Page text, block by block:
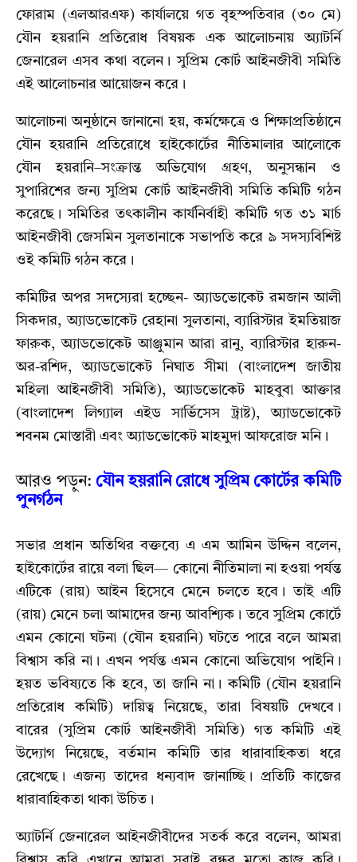
ফোরাম (এলআরএফ) কার্যালয়ে গত বৃহস্পতিবার (৩০ মে)
যৌন হয়রানি প্রতিরোধ বিষয়ক এক আলোচনায় অ্যাটর্নি
জেনারেল এসব কথা বলেন। সুপ্রিম কোর্ট আইনজীবী সমিতি
এই আলোচনার আয়োজন করে।
আলোচনা অনুষ্ঠানে জানানো হয়, কর্মক্ষেত্রে ও শিক্ষাপ্রতিষ্ঠানে
যৌন হয়রানি প্রতিরোধে হাইকোর্টের নীতিমালার আলোকে
যৌন হয়রানি–সংক্রান্ত অভিযোগ গ্রহণ, অনুসন্ধান ও
সুপারিশের জন্য সুপ্রিম কোর্ট আইনজীবী সমিতি কমিটি গঠন
করেছে। সমিতির তৎকালীন কার্যনির্বাহী কমিটি গত ৩১ মার্চ
আইনজীবী জেসমিন সুলতানাকে সভাপতি করে ৯ সদস্যবিশিষ্ট
ওই কমিটি গঠন করে।
কমিটির অপর সদস্যেরা হচ্ছেন- অ্যাডভোকেট রমজান আলী
সিকদার, অ্যাডভোকেট রেহানা সুলতানা, ব্যারিস্টার ইমতিয়াজ
ফারুক, অ্যাডভোকেট আঞ্জুমান আরা রানু, ব্যারিস্টার হারুন-
অর-রশিদ, অ্যাডভোকেট নিঘাত সীমা (বাংলাদেশ জাতীয়
মহিলা আইনজীবী সমিতি), অ্যাডভোকেট মাহবুবা আক্তার
(বাংলাদেশ লিগ্যাল এইড সার্ভিসেস ট্রাষ্ট), অ্যাডভোকেট
শবনম মোস্তারী এবং অ্যাডভোকেট মাহমুদা আফরোজ মনি।
আরও পড়ুন: যৌন হয়রানি রোধে সুপ্রিম কোর্টের কমিটি
পুনর্গঠন
সভার প্রধান অতিথির বক্তব্যে এ এম আমিন উদ্দিন বলেন,
হাইকোর্টের রায়ে বলা ছিল— কোনো নীতিমালা না হওয়া পর্যন্ত
এটিকে (রায়) আইন হিসেবে মেনে চলতে হবে। তাই এটি
(রায়) মেনে চলা আমাদের জন্য আবশ্যিক। তবে সুপ্রিম কোর্টে
এমন কোনো ঘটনা (যৌন হয়রানি) ঘটতে পারে বলে আমরা
বিশ্বাস করি না। এখন পর্যন্ত এমন কোনো অভিযোগ পাইনি।
হয়ত ভবিষ্যতে কি হবে, তা জানি না। কমিটি (যৌন হয়রানি
প্রতিরোধ কমিটি) দায়িত্ব নিয়েছে, তারা বিষয়টি দেখবে।
বারের (সুপ্রিম কোর্ট আইনজীবী সমিতি) গত কমিটি এই
উদ্যোগ নিয়েছে, বর্তমান কমিটি তার ধারাবাহিকতা ধরে
রেখেছে। এজন্য তাদের ধন্যবাদ জানাচ্ছি। প্রতিটি কাজের
ধারাবাহিকতা থাকা উচিত।
অ্যাটর্নি জেনারেল আইনজীবীদের সতর্ক করে বলেন, আমরা